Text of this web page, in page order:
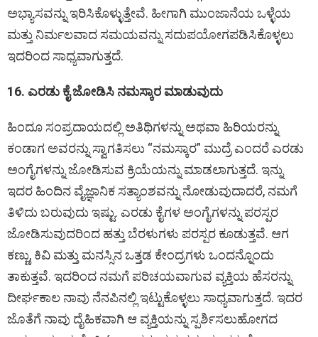
ಅಭ್ಯಾಸವನ್ನು ಇರಿಸಿಕೊಳ್ಳುತ್ತೇವೆ. ಹೀಗಾಗಿ ಮುಂಜಾನೆಯ ಒಳ್ಳೆಯ
ಮತ್ತು ನಿರ್ಮಲವಾದ ಸಮಯವನ್ನು ಸದುಪಯೋಗಪಡಿಸಿಕೊಳ್ಳಲು
ಇದರಿಂದ ಸಾಧ್ಯವಾಗುತ್ತದೆ.
16. ಎರಡು ಕೈ ಜೋಡಿಸಿ ನಮಸ್ಕಾರ ಮಾಡುವುದು
ಹಿಂದೂ ಸಂಪ್ರದಾಯದಲ್ಲಿ ಅತಿಥಿಗಳನ್ನು ಅಥವಾ ಹಿರಿಯರನ್ನು
ಕಂಡಾಗ ಅವರನ್ನು ಸ್ವಾಗತಿಸಲು “ನಮಸ್ಕಾರ” ಮುದ್ರೆ ಎಂದರೆ ಎರಡು
ಅಂಗೈಗಳನ್ನು ಜೋಡಿಸುವ ಕ್ರಿಯೆಯನ್ನು ಮಾಡಲಾಗುತ್ತದೆ. ಇನ್ನು
ಇದರ ಹಿಂದಿನ ವೈಜ್ಞಾನಿಕ ಸತ್ಯಾಂಶವನ್ನು ನೋಡುವುದಾದರೆ, ನಮಗೆ
ತಿಳಿದು ಬರುವುದು ಇಷ್ಟು. ಎರಡು ಕೈಗಳ ಅಂಗೈಗಳನ್ನು ಪರಸ್ಪರ
ಜೋಡಿಸುವುದರಿಂದ ಹತ್ತು ಬೆರಳುಗಳು ಪರಸ್ಪರ ಕೂಡುತ್ತವೆ. ಆಗ
ಕಣ್ಣು, ಕಿವಿ ಮತ್ತು ಮನಸ್ಸಿನ ಒತ್ತಡ ಕೇಂದ್ರಗಳು ಒಂದನ್ನೊಂದು
ತಾಕುತ್ತವೆ. ಇದರಿಂದ ನಮಗೆ ಪರಿಚಯವಾಗುವ ವ್ಯಕ್ತಿಯ ಹೆಸರನ್ನು
ದೀರ್ಘಕಾಲ ನಾವು ನೆನಪಿನಲ್ಲಿ ಇಟ್ಟುಕೊಳ್ಳಲು ಸಾಧ್ಯವಾಗುತ್ತದೆ. ಇದರ
ಜೊತೆಗೆ ನಾವು ದೈಹಿಕವಾಗಿ ಆ ವ್ಯಕ್ತಿಯನ್ನು ಸ್ಪರ್ಶಿಸಲುಹೋಗದ